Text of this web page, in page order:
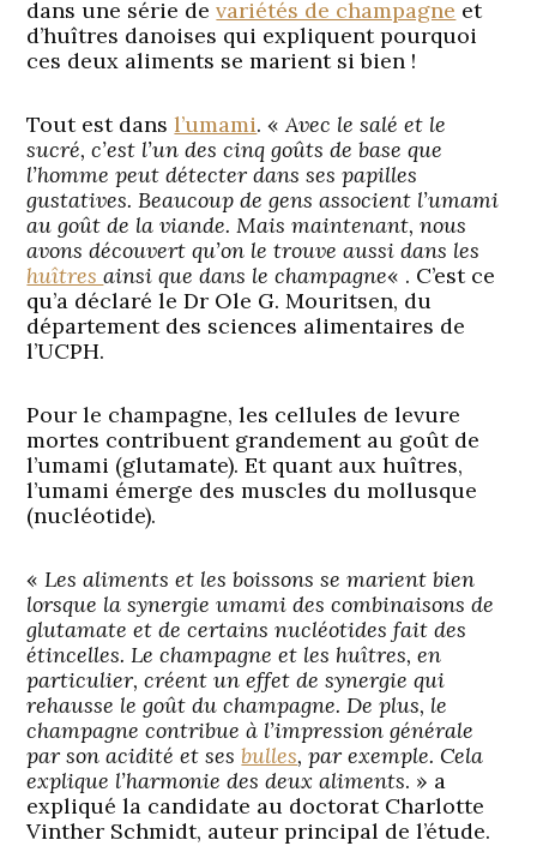
dans une série devariétés de champagne et
d’huîtres danoises qui expliquent pourquoi
ces deux aliments se marient si bien !
Tout est dansl’umami. «Avec le salé et le
sucré, c’est l’un des cinq goûts de base que
l’homme peut détecter dans ses papilles
gustatives. Beaucoup de gens associent l’umami
au goût de la viande. Mais maintenant, nous
avons découvert qu’on le trouve aussi dans les
huîtresainsi que dans le champagne« . C’est ce
qu’a déclaré le Dr Ole G. Mouritsen, du
département des sciences alimentaires de
l’UCPH.
Pour le champagne, les cellules de levure
mortes contribuent grandement au goût de
l’umami (glutamate). Et quant aux huîtres,
l’umami émerge des muscles du mollusque
(nucléotide).
«Les aliments et les boissons se marient bien
lorsque la synergie umami des combinaisons de
glutamate et de certains nucléotides fait des
étincelles. Le champagne et les huîtres, en
particulier, créent un effet de synergie qui
rehausse le goût du champagne. De plus, le
champagne contribue à l’impression générale
par son acidité et sesbulles, par exemple. Cela
explique l’harmonie des deux aliments. » a
expliqué la candidate au doctorat Charlotte
Vinther Schmidt, auteur principal de l’étude.